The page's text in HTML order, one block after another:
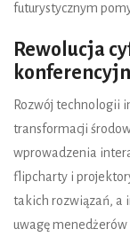
futurystycznym
Rewolucja
Rozwój technologii
transformacji
wprowadzenia
flipcharty i
takich rozwiązań, a
uwagę menedżerów